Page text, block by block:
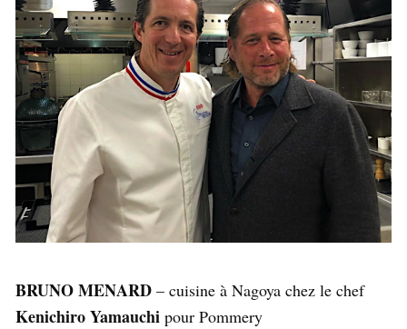
BRUNO MENARD – cuisine à Nagoya chez le chef
Kenichiro Yamauchi pour Pommery